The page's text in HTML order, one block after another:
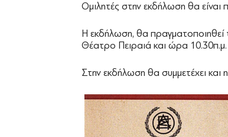
Ομιλητές στην εκδήλωση θα είναι
Η εκδήλωση, θα
Θέατρο Πειραιά και ώρα 10.30π.μ.
Στην εκδήλωση θα συμμετέχει